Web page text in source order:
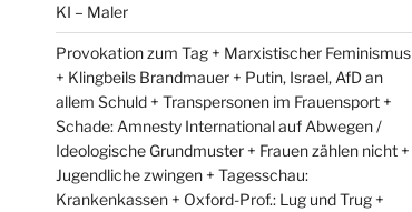
KI – Maler
Provokation zum Tag + Marxistischer Feminismus
+ Klingbeils Brandmauer + Putin, Israel, AfD an
allem Schuld + Transpersonen im Frauensport +
Schade: Amnesty International auf Abwegen /
Ideologische Grundmuster + Frauen zählen nicht +
Jugendliche zwingen + Tagesschau:
Krankenkassen + Oxford-Prof.: Lug und Trug +